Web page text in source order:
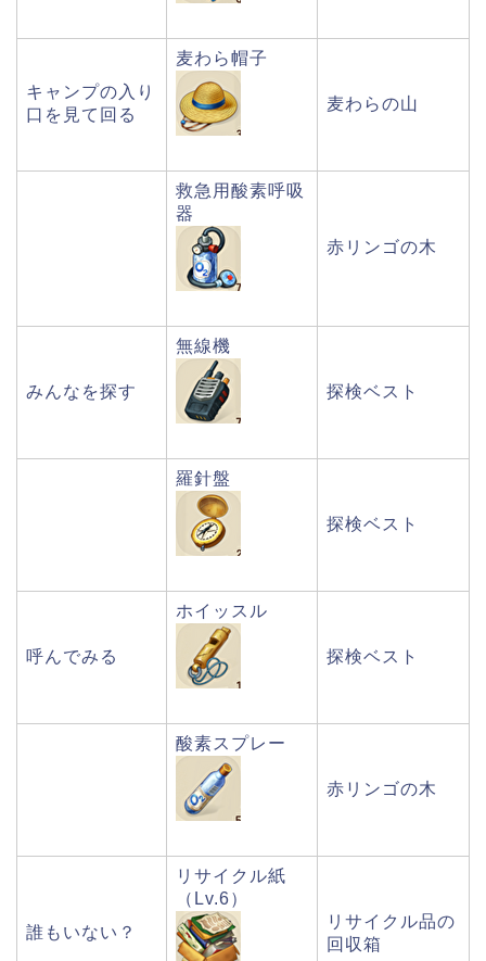
キャンプの入り
口を見て回る
麦わら帽子
麦わらの山
救急用酸素呼吸
器
赤リンゴの木
みんなを探す
無線機
探検ベスト
羅針盤
探検ベスト
呼んでみる
ホイッスル
探検ベスト
酸素スプレー
赤リンゴの木
誰もいない？
リサイクル紙
（Lv.6）
リサイクル品の
回収箱